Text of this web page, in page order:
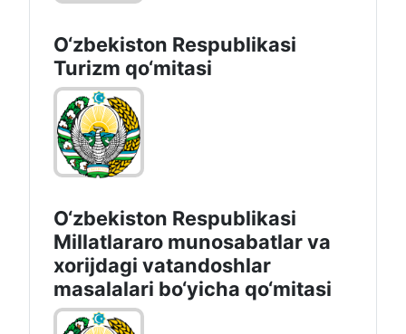
O‘zbekiston Respublikasi
Turizm qo‘mitasi
O‘zbekiston Respublikasi
Millatlararo munosabatlar va
xorijdagi vatandoshlar
masalalari bo‘yicha qo‘mitasi